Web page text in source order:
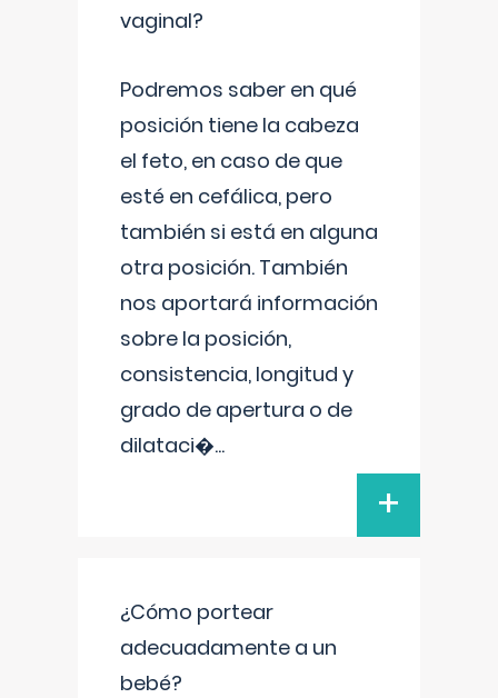
vaginal?
Podremos saber en qué
posición tiene la cabeza
el feto, en caso de que
esté en cefálica, pero
también si está en alguna
otra posición. También
nos aportará información
sobre la posición,
consistencia, longitud y
grado de apertura o de
dilataci�...
+
¿Cómo portear
adecuadamente a un
bebé?